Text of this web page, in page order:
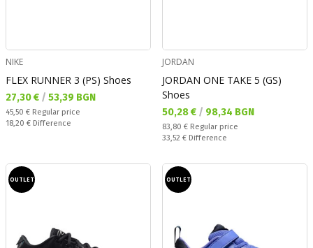
NIKE
FLEX RUNNER 3 (PS) Shoes
Текуща цена:
27,30 € / 53,39 BGN
Regular price:
45,50 € Regular price
Спестявате:
18,20 € Difference
JORDAN
JORDAN ONE TAKE 5 (GS)
Shoes
Текуща цена:
50,28 € / 98,34 BGN
Regular price:
83,80 € Regular price
Спестявате:
33,52 € Difference
OUTLET OUTLET